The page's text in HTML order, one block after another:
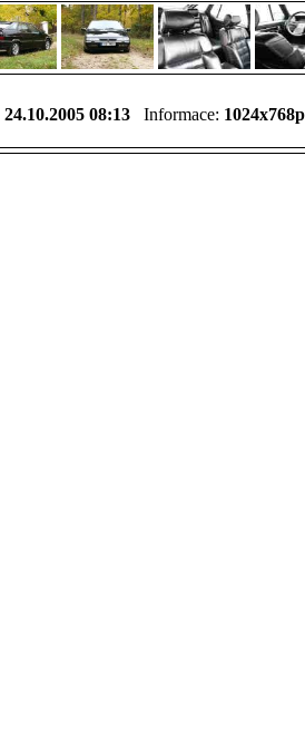
24.10.2005 08:13 Informace: